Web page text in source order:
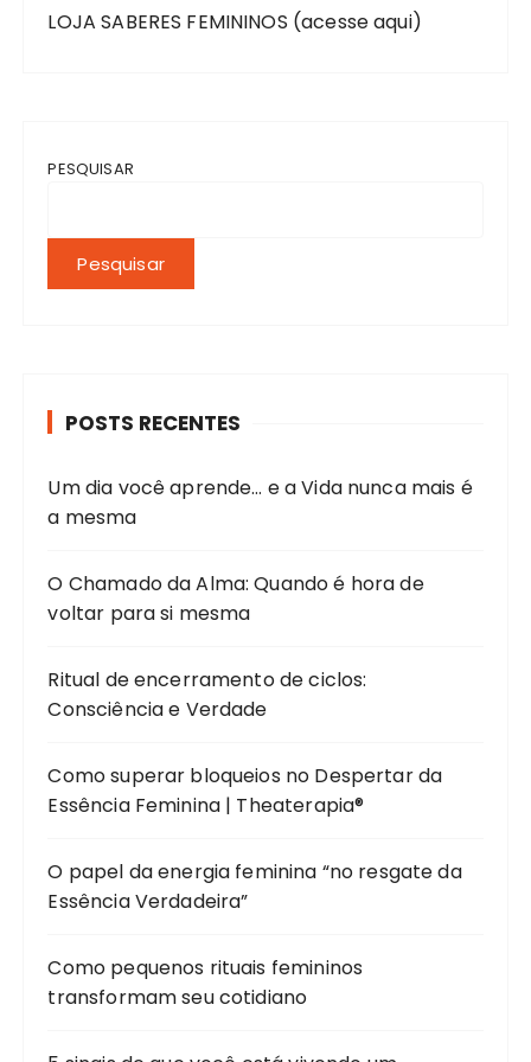
LOJA SABERES FEMININOS (acesse aqui)
PESQUISAR
Pesquisar
POSTS RECENTES
Um dia você aprende… e a Vida nunca mais é
a mesma
O Chamado da Alma: Quando é hora de
voltar para si mesma
Ritual de encerramento de ciclos:
Consciência e Verdade
Como superar bloqueios no Despertar da
Essência Feminina | Theaterapia®
O papel da energia feminina “no resgate da
Essência Verdadeira”
Como pequenos rituais femininos
transformam seu cotidiano